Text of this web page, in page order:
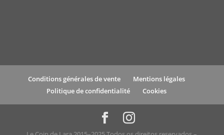
Conditions générales de vente
Mentions légales
Politique de confidentialité
Cookies